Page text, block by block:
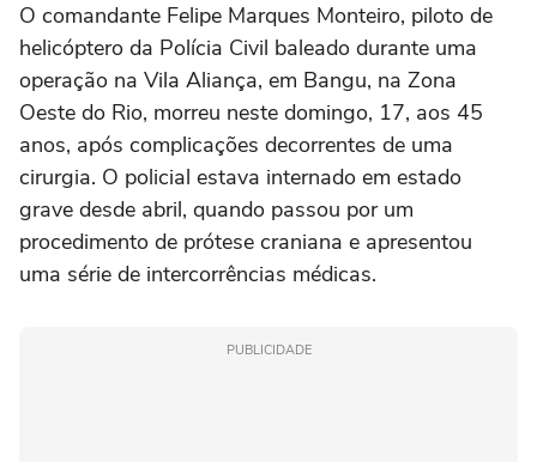
O comandante Felipe Marques Monteiro, piloto de
helicóptero da Polícia Civil baleado durante uma
operação na Vila Aliança, em Bangu, na Zona
Oeste do Rio, morreu neste domingo, 17, aos 45
anos, após complicações decorrentes de uma
cirurgia. O policial estava internado em estado
grave desde abril, quando passou por um
procedimento de prótese craniana e apresentou
uma série de intercorrências médicas.
PUBLICIDADE